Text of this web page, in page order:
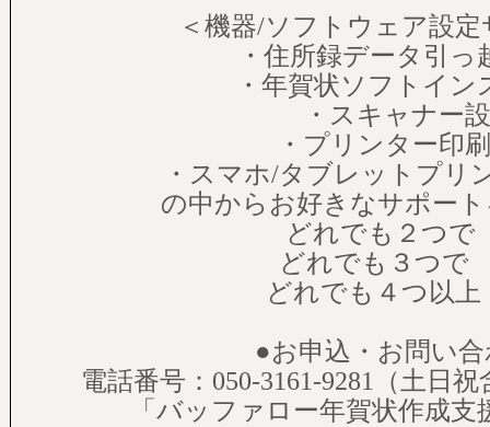
＜機器/ソフトウェア設
・住所録データ引っ
・年賀状ソフトイン
・スキャナー
・プリンター印
・スマホ/タブレットプリ
の中からお好きなサポート
どれでも２つで
どれでも３つで
どれでも４つ以上
●お申込・お問い
電話番号：050-3161-9281（土日
「バッファロー年賀状作成